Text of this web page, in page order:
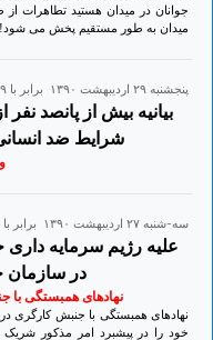
جوانان در میدان هستید تطاهرات
میدان به طور مستقیم پخش می شود!
پنجشنبه ۲۹ ارديبهشت ۱۳۹۰ برابر با ۱۹ می ۲۰۱۱
بیانیه بیش از پانصد
شرایط ضد
سه-شنبه ۲۷ ارديبهشت ۱۳۹۰ برابر با ۱۷ می ۲۰۱۱
علیه رژیم سرمایه
در سازمان
نهادهای همبستگی با
نهادهای همبستگی با جنبش کارگری در
خود را در پیشبرد امر مذکور شریک